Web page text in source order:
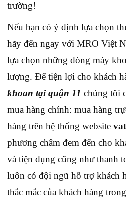
trường!
Nếu bạn có ý định lựa chọn
hãy đến ngay với MRO Việt
lựa chọn những dòng máy
lượng. Để tiện lợi cho khách
khoan tại quận 11 chúng tôi
mua hàng chính: mua hàng
hàng trên hệ thống website
phương châm đem đến cho
và tiện dụng cũng như thanh
luôn có đội ngũ hỗ trợ khách
thắc mắc của khách hàng